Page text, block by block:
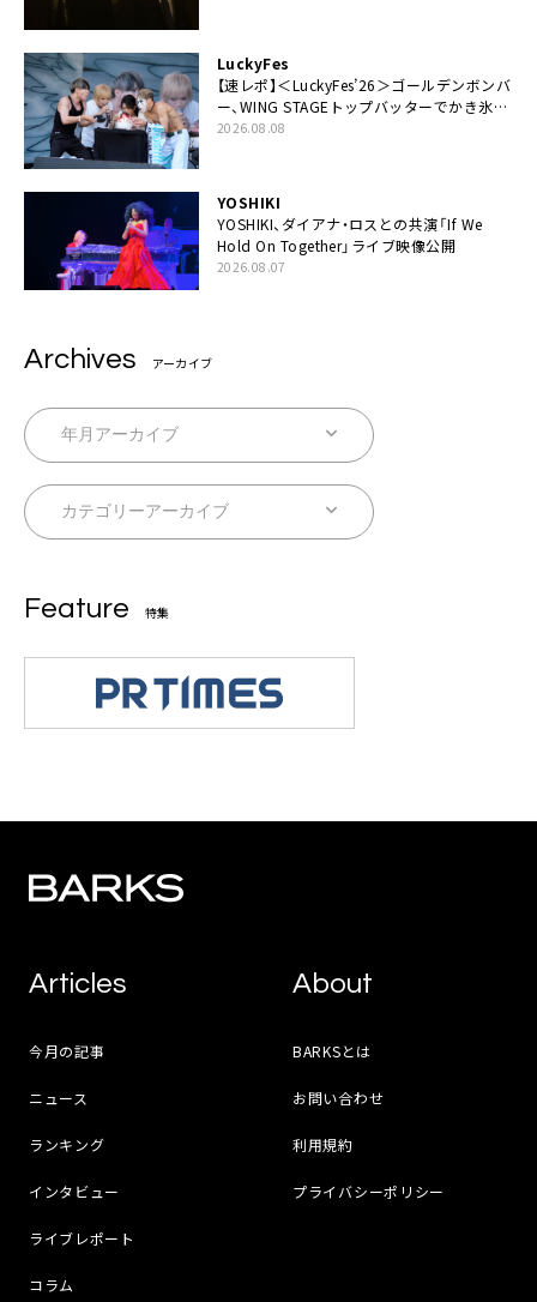
LuckyFes
【速レポ】＜LuckyFes’26＞ゴールデンボンバ
ー、WING STAGEトップバッターでかき氷爆
食いや瓦割り「みなさん完璧です！」
2026.08.08
YOSHIKI
YOSHIKI、ダイアナ・ロスとの共演「If We
Hold On Together」ライブ映像公開
2026.08.07
Archives アーカイブ
Feature 特集
Articles
今月の記事
ニュース
ランキング
インタビュー
ライブレポート
コラム
About
BARKSとは
お問い合わせ
利用規約
プライバシーポリシー